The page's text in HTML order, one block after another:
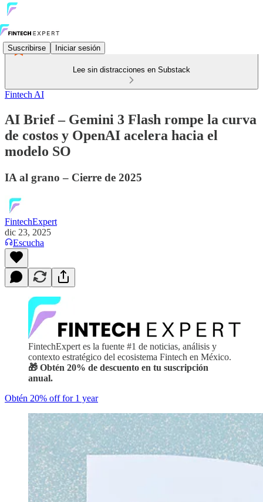
Suscribirse Iniciar sesión
Lee sin distracciones en Substack
Fintech AI
AI Brief – Gemini 3 Flash rompe la curva
de costos y OpenAI acelera hacia el
modelo SO
IA al grano – Cierre de 2025
FintechExpert
dic 23, 2025
Escucha
FintechExpert es la fuente #1 de noticias, análisis y
contexto estratégico del ecosistema Fintech en México.
🎁 Obtén 20% de descuento en tu suscripción
anual.
Obtén 20% off for 1 year